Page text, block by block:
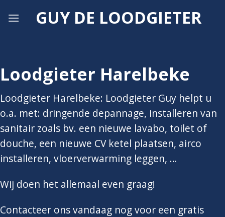
GUY DE LOODGIETER
Loodgieter Harelbeke
Loodgieter Harelbeke: Loodgieter Guy helpt u
o.a. met: dringende depannage, installeren van
sanitair zoals bv. een nieuwe lavabo, toilet of
douche, een nieuwe CV ketel plaatsen, airco
installeren, vloerverwarming leggen, …
Wij doen het allemaal even graag!
Contacteer ons vandaag nog voor een gratis